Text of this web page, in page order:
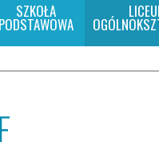
SZKOŁA
PODSTAWOWA